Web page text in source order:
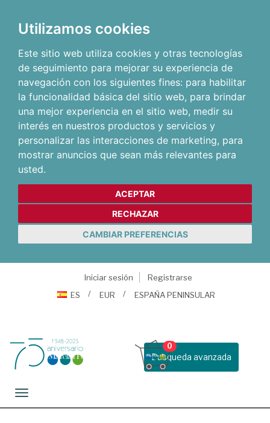
Utilizamos cookies
Este sitio web utiliza cookies y otras tecnologías
de seguimiento para mejorar su experiencia de
navegación con los siguientes fines: para habilitar
la funcionalidad básica del sitio web, para brindar
una mejor experiencia en el sitio web, medir su
interés en nuestros productos y servicios y
personalizar las interacciones de marketing, para
mostrar anuncios que sean más relevantes para
usted.
ACEPTAR
RECHAZAR
CAMBIAR PREFERENCIAS
Iniciar sesión
Registrarse
ES
EUR ESPAÑA PENINSULAR
Busqueda avanzada
0
Toggle navigation